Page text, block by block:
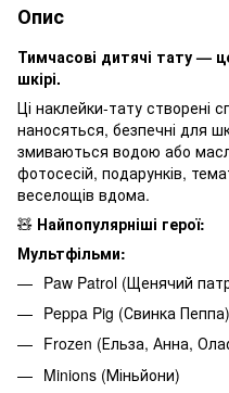
Опис
Тимчасові дитячі тату —
шкірі.
Ці наклейки-тату створені
наносяться, безпечні для
змиваються водою або
фотосесій, подарунків,
веселощів вдома.
🧸 Найпопулярніші герої:
Мультфільми:
Paw Patrol (Щенячий
Peppa Pig (Свинка Пеппа)
Frozen (Ельза, Анна,
Minions (Міньйони)